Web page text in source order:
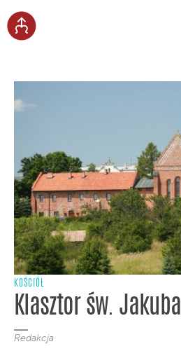
KOŚCIÓŁ
Klasztor św. Jakuba
Redakcja